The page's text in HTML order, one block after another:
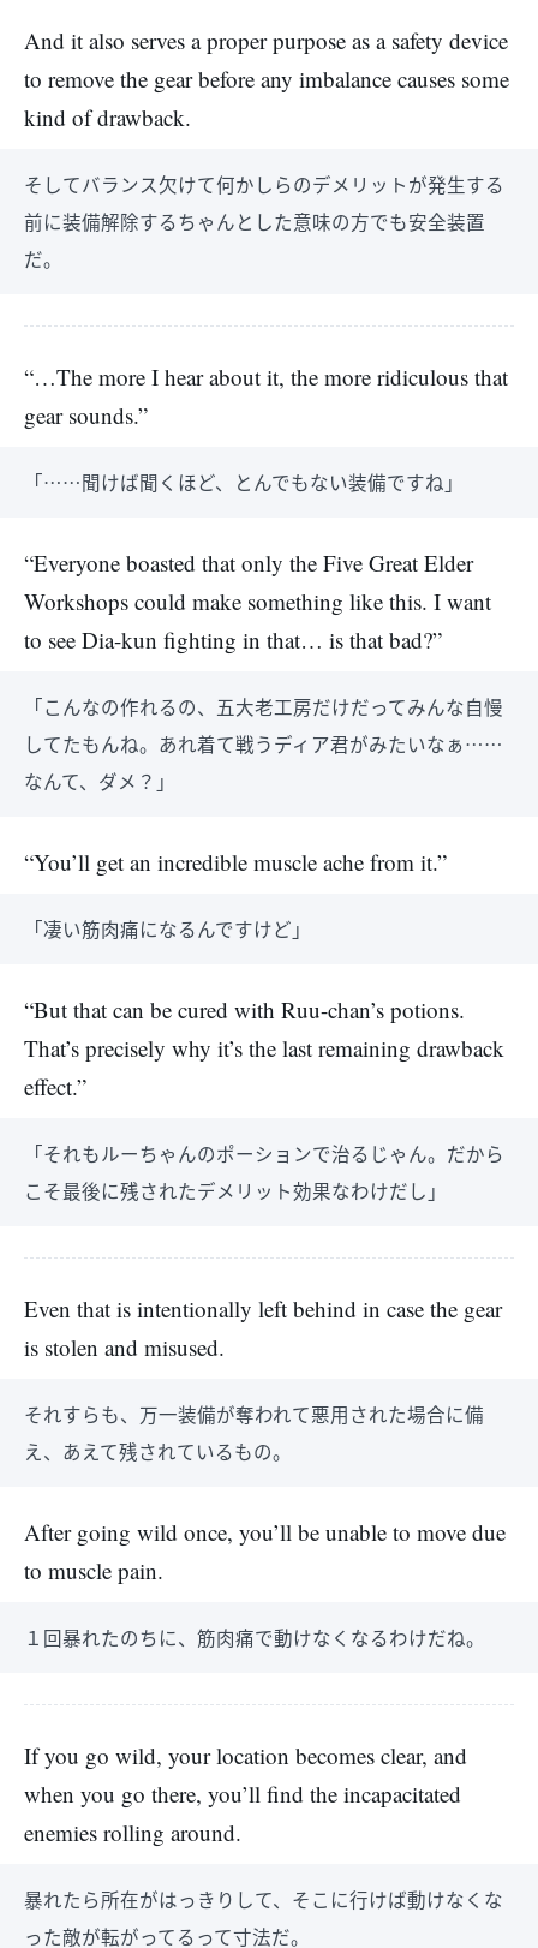
And it also serves a proper purpose as a safety device
to remove the gear before any imbalance causes some
kind of drawback.
そしてバランス欠けて何かしらのデメリットが発生する
前に装備解除するちゃんとした意味の方でも安全装置
だ。
“…The more I hear about it, the more ridiculous that
gear sounds.”
「……聞けば聞くほど、とんでもない装備ですね」
“Everyone boasted that only the Five Great Elder
Workshops could make something like this. I want
to see Dia-kun fighting in that… is that bad?”
「こんなの作れるの、五大老工房だけだってみんな自慢
してたもんね。あれ着て戦うディア君がみたいなぁ……
なんて、ダメ？」
“You’ll get an incredible muscle ache from it.”
「凄い筋肉痛になるんですけど」
“But that can be cured with Ruu-chan’s potions.
That’s precisely why it’s the last remaining drawback
effect.”
「それもルーちゃんのポーションで治るじゃん。だから
こそ最後に残されたデメリット効果なわけだし」
Even that is intentionally left behind in case the gear
is stolen and misused.
それすらも、万一装備が奪われて悪用された場合に備
え、あえて残されているもの。
After going wild once, you’ll be unable to move due
to muscle pain.
１回暴れたのちに、筋肉痛で動けなくなるわけだね。
If you go wild, your location becomes clear, and
when you go there, you’ll find the incapacitated
enemies rolling around.
暴れたら所在がはっきりして、そこに行けば動けなくな
った敵が転がってるって寸法だ。